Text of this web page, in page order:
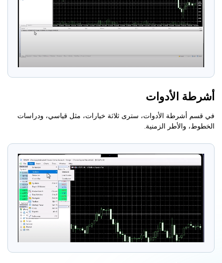
أشرطة الأدوات
في قسم أشرطة الأدوات، سترى ثلاثة خيارات، مثل قياسي، ودراسات
الخطوط، والأطر الزمنية.